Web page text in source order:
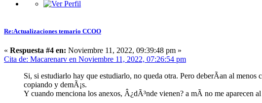
Re:Actualizaciones temario CCOO
« Respuesta #4 en: Noviembre 11, 2022, 09:39:48 pm »
Cita de: Macarenarv en Noviembre 11, 2022, 07:26:54 pm
Si, si estudiarlo hay que estudiarlo, no queda otra. Pero deberÃ­an al
copiando y demÃ¡s.
Y cuando menciona los anexos, Â¿dÃ³nde vienen? a mÃ­ no me aparecen